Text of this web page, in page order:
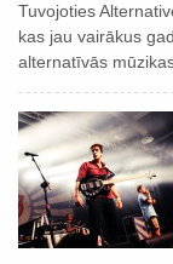
Tuvojoties
kas jau vairākus
alternatīvās